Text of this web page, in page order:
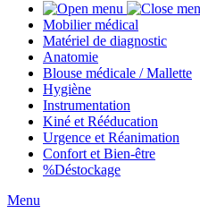
Mobilier médical
Matériel de diagnostic
Anatomie
Blouse médicale / Mallette
Hygiène
Instrumentation
Kiné et Rééducation
Urgence et Réanimation
Confort et Bien-être
%Déstockage
Menu